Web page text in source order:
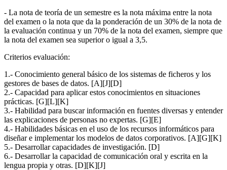
- La nota de teoría de un semestre es la nota máxima entre la nota
del examen o la nota que da la ponderación de un 30% de la nota de
la evaluación continua y un 70% de la nota del examen, siempre que
la nota del examen sea superior o igual a 3,5.
Criterios evaluación:
1.- Conocimiento general básico de los sistemas de ficheros y los
gestores de bases de datos. [A][J][D]
2.- Capacidad para aplicar estos conocimientos en situaciones
prácticas. [G][L][K]
3.- Habilidad para buscar información en fuentes diversas y entender
las explicaciones de personas no expertas. [G][E]
4.- Habilidades básicas en el uso de los recursos informáticos para
diseñar e implementar los modelos de datos corporativos. [A][G][K]
5.- Desarrollar capacidades de investigación. [D]
6.- Desarrollar la capacidad de comunicación oral y escrita en la
lengua propia y otras. [D][K][J]